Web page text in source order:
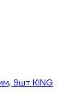
9шт KING